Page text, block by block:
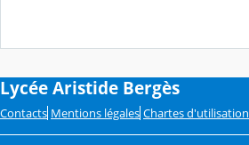
Lycée Aristide Bergès
Contacts Mentions légales Chartes d'utilisation